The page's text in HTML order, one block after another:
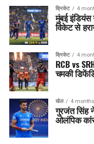
क्रिकेट 4
मुंबई
विकेट से
क्रिकेट 4
RCB vs
चमकी
खेल 4
गुरजंत सिंह
ओलंपिक